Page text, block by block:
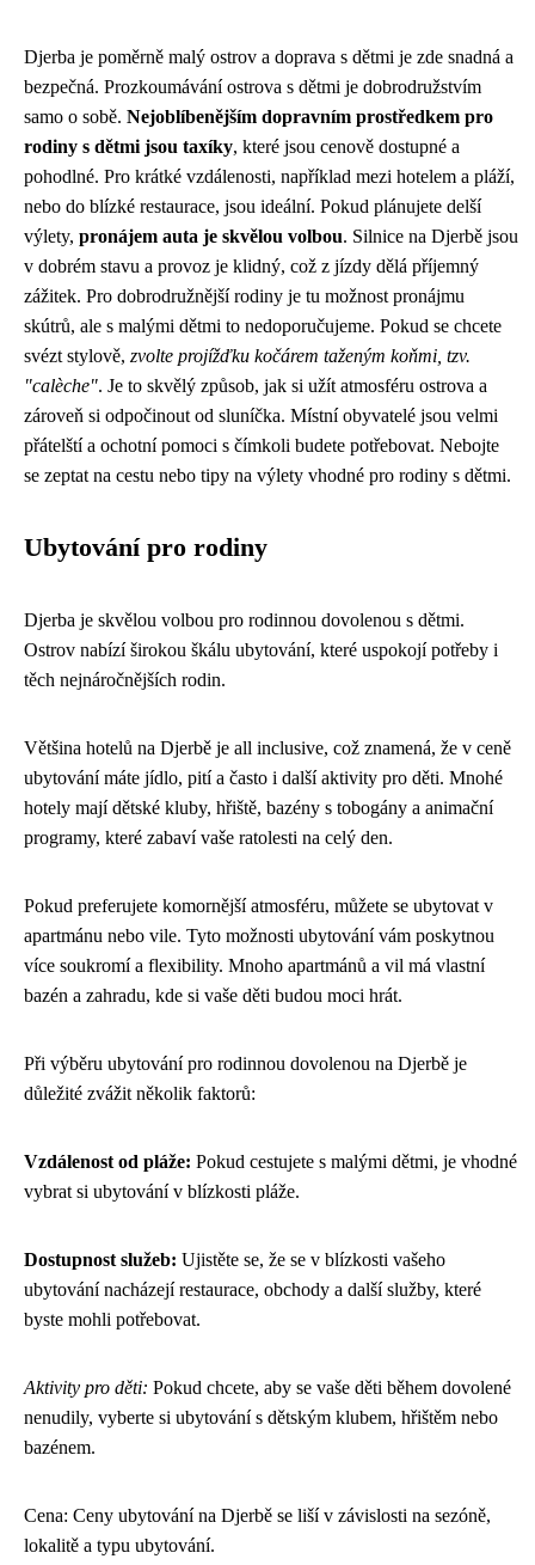
Djerba je poměrně malý ostrov a doprava s dětmi je zde snadná a
bezpečná. Prozkoumávání ostrova s dětmi je dobrodružstvím
samo o sobě. Nejoblíbenějším dopravním prostředkem pro
rodiny s dětmi jsou taxíky, které jsou cenově dostupné a
pohodlné. Pro krátké vzdálenosti, například mezi hotelem a pláží,
nebo do blízké restaurace, jsou ideální. Pokud plánujete delší
výlety, pronájem auta je skvělou volbou. Silnice na Djerbě jsou
v dobrém stavu a provoz je klidný, což z jízdy dělá příjemný
zážitek. Pro dobrodružnější rodiny je tu možnost pronájmu
skútrů, ale s malými dětmi to nedoporučujeme. Pokud se chcete
svézt stylově, zvolte projížďku kočárem taženým koňmi, tzv.
"calèche". Je to skvělý způsob, jak si užít atmosféru ostrova a
zároveň si odpočinout od sluníčka. Místní obyvatelé jsou velmi
přátelští a ochotní pomoci s čímkoli budete potřebovat. Nebojte
se zeptat na cestu nebo tipy na výlety vhodné pro rodiny s dětmi.
Ubytování pro rodiny
Djerba je skvělou volbou pro rodinnou dovolenou s dětmi.
Ostrov nabízí širokou škálu ubytování, které uspokojí potřeby i
těch nejnáročnějších rodin.
Většina hotelů na Djerbě je all inclusive, což znamená, že v ceně
ubytování máte jídlo, pití a často i další aktivity pro děti. Mnohé
hotely mají dětské kluby, hřiště, bazény s tobogány a animační
programy, které zabaví vaše ratolesti na celý den.
Pokud preferujete komornější atmosféru, můžete se ubytovat v
apartmánu nebo vile. Tyto možnosti ubytování vám poskytnou
více soukromí a flexibility. Mnoho apartmánů a vil má vlastní
bazén a zahradu, kde si vaše děti budou moci hrát.
Při výběru ubytování pro rodinnou dovolenou na Djerbě je
důležité zvážit několik faktorů:
Vzdálenost od pláže: Pokud cestujete s malými dětmi, je vhodné
vybrat si ubytování v blízkosti pláže.
Dostupnost služeb: Ujistěte se, že se v blízkosti vašeho
ubytování nacházejí restaurace, obchody a další služby, které
byste mohli potřebovat.
Aktivity pro děti: Pokud chcete, aby se vaše děti během dovolené
nenudily, vyberte si ubytování s dětským klubem, hřištěm nebo
bazénem.
Cena: Ceny ubytování na Djerbě se liší v závislosti na sezóně,
lokalitě a typu ubytování.